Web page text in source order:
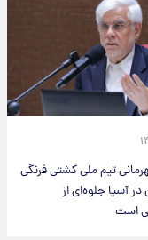
تیم ملی کشتی فرنگی
در آسیا جلوه‌ای از
است